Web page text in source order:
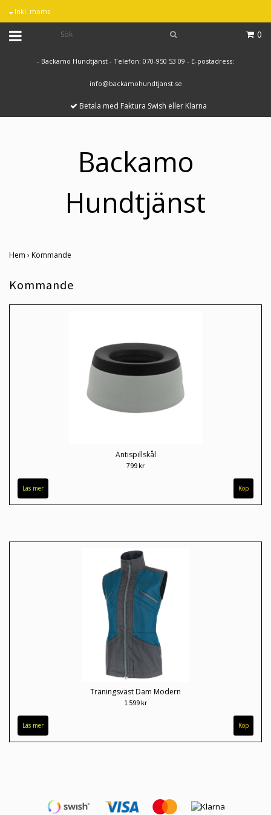
Inkl. moms
0
- Backamo Hundtjänst - Telefon: 070-950 53 09 - E-postadress:
info@backamohundtjanst.se
Betala med Faktura Swish eller Klarna
Backamo
Hundtjänst
Hem › Kommande
Kommande
Antispillskål
799 kr
Läs mer
Träningsväst Dam Modern
1 599 kr
Läs mer